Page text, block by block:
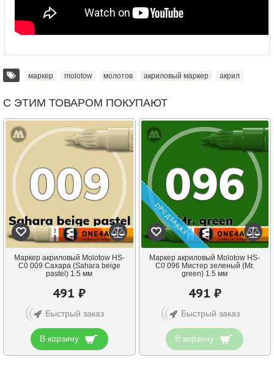
маркер molotow молотов акриловый маркер акрил
С ЭТИМ ТОВАРОМ ПОКУПАЮТ
Маркер акриловый Molotow HS-
C0 009 Сахара (Sahara beige
pastel) 1.5 мм
491 ₽
Быстрый заказ
В корзину
ПРЕДЗАКАЗ
Маркер акриловый Molotow HS-
C0 096 Мистер зеленый (Mr.
green) 1.5 мм
491 ₽
Быстрый заказ
В корзину